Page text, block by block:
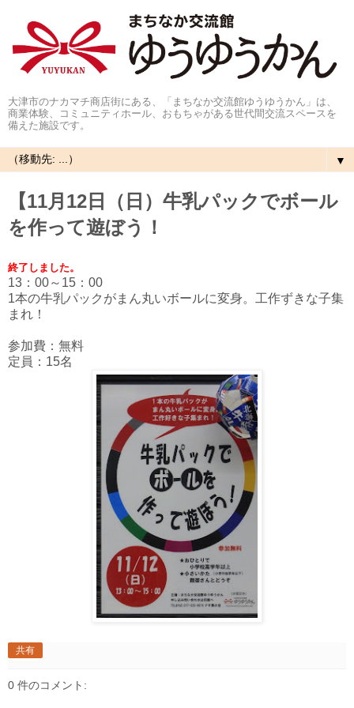
大津市のナカマチ商店街にある、「まちなか交流館ゆうゆうかん」は、
商業体験、コミュニティホール、おもちゃがある世代間交流スペースを
備えた施設です。
▼
【11月12日（日）牛乳パックでボール
を作って遊ぼう！
終了しました。
13：00～15：00
1本の牛乳パックがまん丸いボールに変身。工作ずきな子集
まれ！
参加費：無料
定員：15名
共有
0 件のコメント: